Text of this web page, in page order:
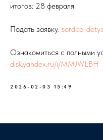
итогов: 28 февраля.
Подать заявку: serdce-
Ознакомиться с полными
disk.yandex.ru/i/MMJWLBH
2026-02-03 15:49